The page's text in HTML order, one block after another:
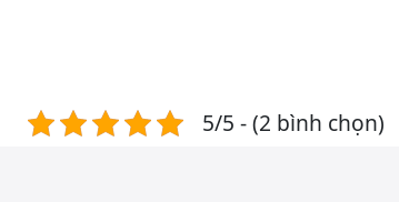
5/5 - (2 bình chọn)